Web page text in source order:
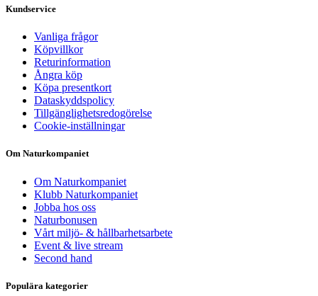
Kundservice
Vanliga frågor
Köpvillkor
Returinformation
Ångra köp
Köpa presentkort
Dataskyddspolicy
Tillgänglighetsredogörelse
Cookie-inställningar
Om Naturkompaniet
Om Naturkompaniet
Klubb Naturkompaniet
Jobba hos oss
Naturbonusen
Vårt miljö- & hållbarhetsarbete
Event & live stream
Second hand
Populära kategorier